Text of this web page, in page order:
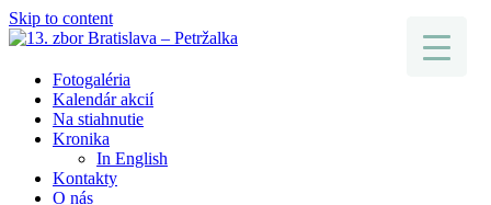
Skip to content
Fotogaléria
Kalendár akcií
Na stiahnutie
Kronika
In English
Kontakty
O nás